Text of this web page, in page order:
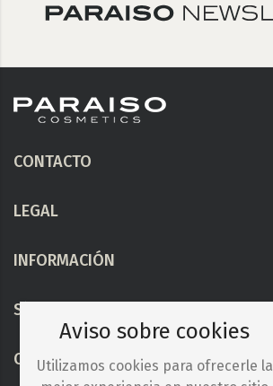
CONTACTO
LEGAL
INFORMACIÓN
Síguenos
COLABORAMOS CON
Aviso sobre cookies
Utilizamos cookies para ofrecerle la